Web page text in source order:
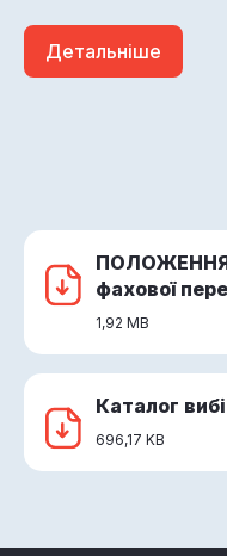
Детальніше
ПОЛОЖЕННЯ
фахової
1,92 MB
Каталог
696,17 KB